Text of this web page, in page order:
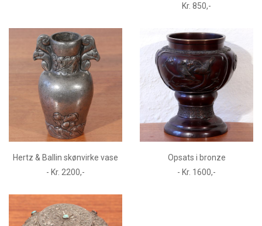
Kr. 850,-
Hertz & Ballin skønvirke vase
- Kr. 2200,-
Opsats i bronze
- Kr. 1600,-